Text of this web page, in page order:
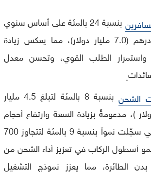
بنسبة 24 بالمئة على أساس سنوي
لتبلغ 25.8 مليار درهم (7.0 مليار دولار)، مما يعكس زيادة
واستمرار الطلب القوي، وتحسن معدل
.
الشحن
بنسبة 8 بالمئة لتبلغ 4.5 مليار
دولار )، مدعومةً بزيادة السعة وارتفاع أحجام
الشحن المنقول التي سجّلت نمواً بنسبة 9 بالمئة لتتجاوز 700
أسطول الركاب في تعزيز أداء الشحن من
الطائرة، مما يعزز نموذج التشغيل